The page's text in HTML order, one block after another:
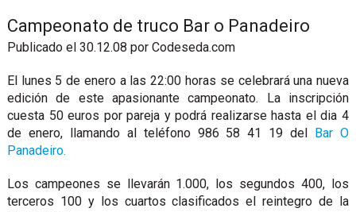
Campeonato de truco Bar o Panadeiro
Publicado el 30.12.08 por Codeseda.com
El lunes 5 de enero a las 22:00 horas se celebrará una nueva
edición de este apasionante campeonato. La inscripción
cuesta 50 euros por pareja y podrá realizarse hasta el dia 4
de enero, llamando al teléfono 986 58 41 19 del Bar O
Panadeiro.
Los campeones se llevarán 1.000, los segundos 400, los
terceros 100 y los cuartos clasificados el reintegro de la